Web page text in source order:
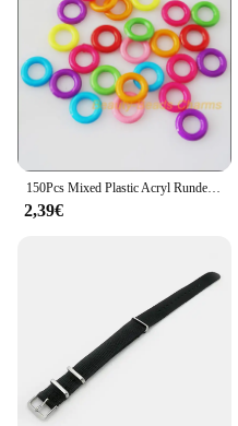
150Pcs Mixed Plastic Acryl Runde Kreis Spacer Perlen Charms 14mm
2,39€